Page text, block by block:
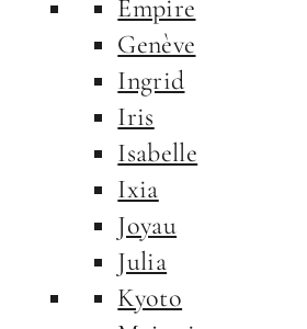
Empire
Genève
Ingrid
Iris
Isabelle
Ixia
Joyau
Julia
Kyoto